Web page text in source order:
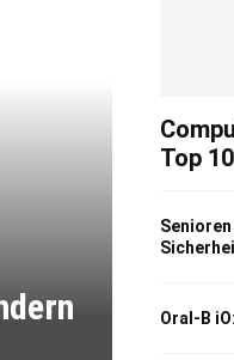
Top
Oral-B